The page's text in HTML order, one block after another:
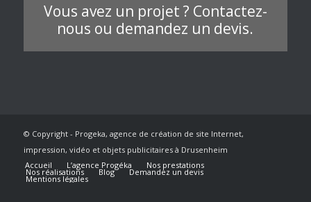
Vous avez un projet ? Contactez-
nous ou demandez un devis.
© Copyright - Progeka, agence de création de site Internet,
impression, vidéo et objets publicitaires à Drusenheim
Accueil
L’agence Progéka Nos prestations
Nos réalisations Blog Demandez un devis
Mentions légales